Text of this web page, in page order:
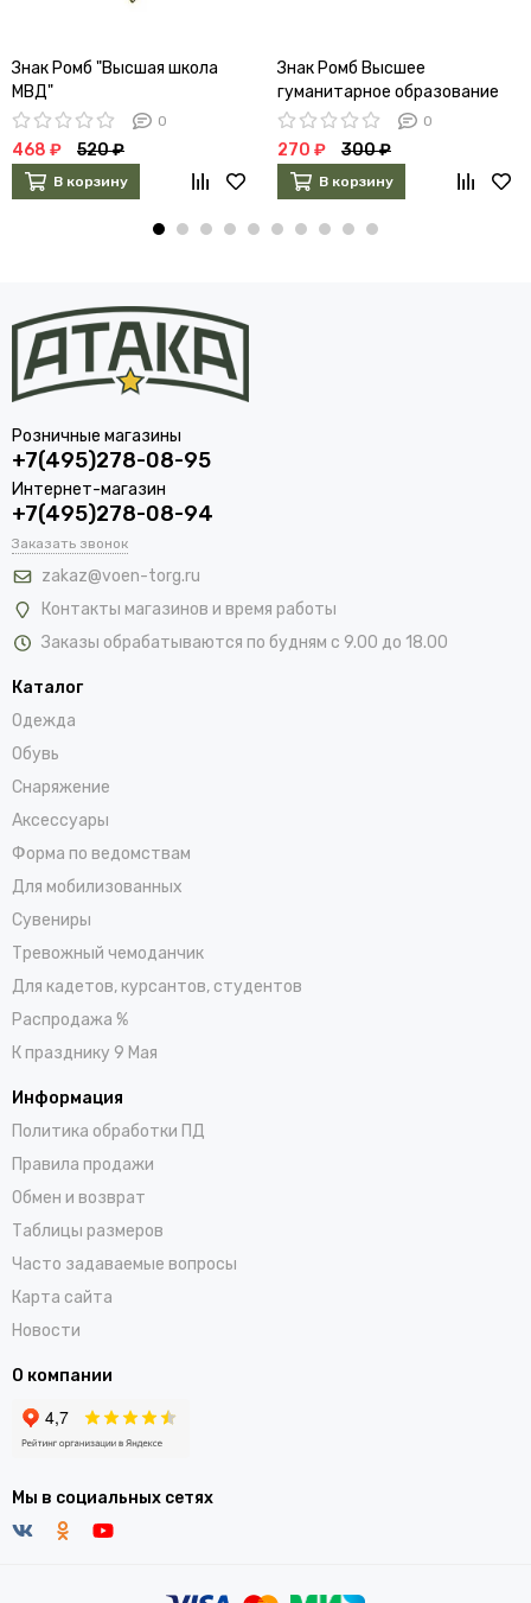
Знак Ромб "Высшая школа
МВД"
0
468 ₽ 520 ₽
В корзину
Знак Ромб Высшее
гуманитарное образование
белый кант
0
270 ₽ 300 ₽
В корзину
Розничные магазины
+7(495)278-08-95
Интернет-магазин
+7(495)278-08-94
Заказать звонок
zakaz@voen-torg.ru
Контакты магазинов и время работы
Заказы обрабатываются по будням с 9.00 до 18.00
Каталог
Одежда
Обувь
Снаряжение
Аксессуары
Форма по ведомствам
Для мобилизованных
Сувениры
Тревожный чемоданчик
Для кадетов, курсантов, студентов
Распродажа %
К празднику 9 Мая
Информация
Политика обработки ПД
Правила продажи
Обмен и возврат
Таблицы размеров
Часто задаваемые вопросы
Карта сайта
Новости
О компании
Мы в социальных сетях